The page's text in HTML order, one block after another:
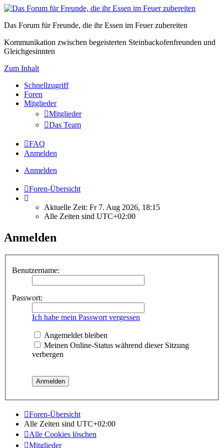
Das Forum für Freunde, die ihr Essen im Feuer zubereiten
Kommunikation zwischen begeisterten Steinbackofenfreunden und
Gleichgesinnten
Zum Inhalt
Schnellzugriff
Foren
Mitglieder
Mitglieder
Das Team
FAQ
Anmelden
Anmelden
Foren-Übersicht
Aktuelle Zeit: Fr 7. Aug 2026, 18:15
Alle Zeiten sind UTC+02:00
Anmelden
Benutzername:
Passwort:
Ich habe mein Passwort vergessen
Angemeldet bleiben
Meinen Online-Status während dieser Sitzung
verbergen
Foren-Übersicht
Alle Zeiten sind UTC+02:00
Alle Cookies löschen
Mitglieder